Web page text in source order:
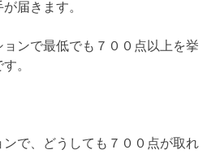
届きます。
ンで最低でも７００点以上を挙
。
ンで、どうしても７００点が取れ